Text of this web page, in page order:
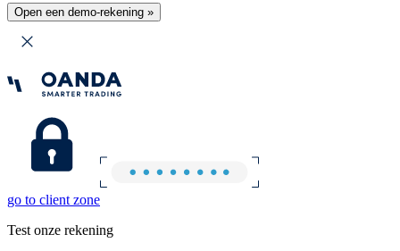
Open een demo-rekening »
go to client zone
Test onze rekening